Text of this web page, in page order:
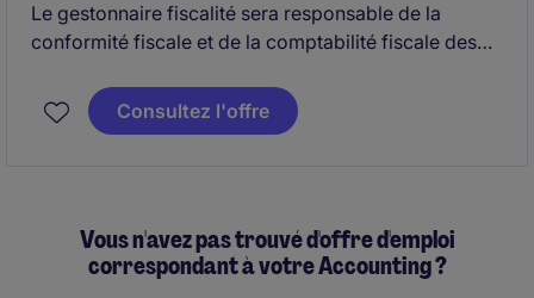
Le gestonnaire fiscalité sera responsable de la
conformité fiscale et de la comptabilité fiscale des
en soutenant les projets de planification fiscale, les
vérifications et les initiatives d'amélioration des
Consultez l'offre
Vous n'avez pas trouvé d'offre d'emploi
correspondant à votre Accounting ?